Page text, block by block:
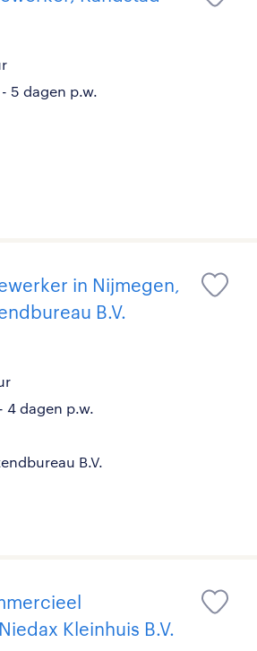
5 dagen p.w.
in Nijmegen,
B.V.
4 dagen p.w.
B.V.
Kleinhuis B.V.